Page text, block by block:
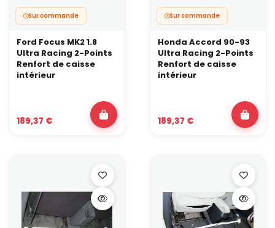
Sur commande
Ford Focus MK2 1.8
Ultra Racing 2-Points
Renfort de caisse
intérieur
189,37 €
Sur commande
Honda Accord 90-93
Ultra Racing 2-Points
Renfort de caisse
intérieur
189,37 €